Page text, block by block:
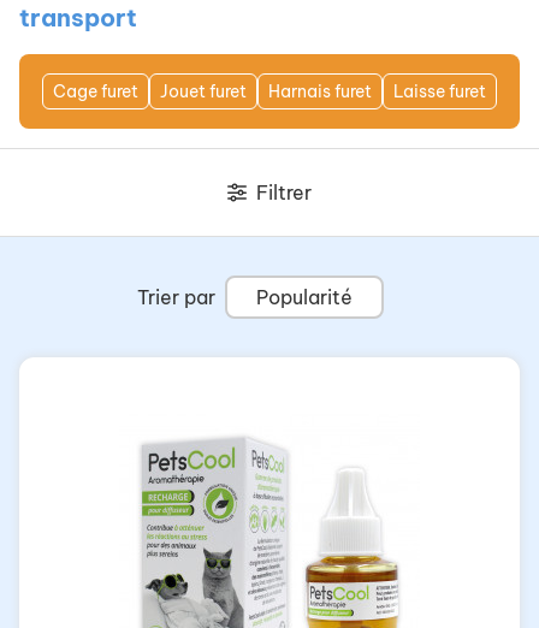
transport
Cage furet Jouet furet Harnais furet Laisse furet
Filtrer
Trier par Popularité